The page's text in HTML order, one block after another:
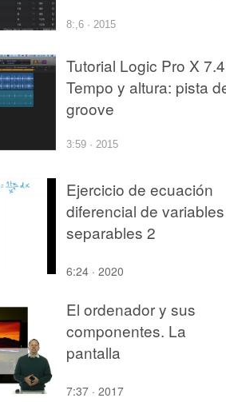
8:,6 · 2015
Tutorial Logic Pro X 7.4
Tempo y altura: pista
groove
3:59 · 2015
Ejercicio de ecuación
diferencial de variables
separables 2
6:24 · 2020
El ordenador y sus
componentes. La
pantalla
7:37 · 2017